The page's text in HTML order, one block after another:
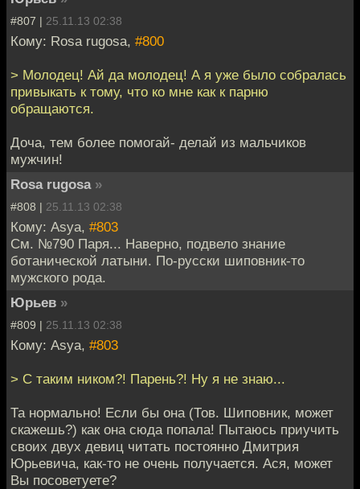
#807 | 25.11.13 02:38
Кому: Rosa rugosa, #800
> Молодец! Ай да молодец! А я уже было собралась
привыкать к тому, что ко мне как к парню
обращаются.
Доча, тем более помогай- делай из мальчиков
мужчин!
Rosa rugosa »
#808 | 25.11.13 02:38
Кому: Asya, #803
См. №790 Паря... Наверно, подвело знание
ботанической латыни. По-русски шиповник-то
мужского рода.
Юрьев »
#809 | 25.11.13 02:38
Кому: Asya, #803
> С таким ником?! Парень?! Ну я не знаю...
Та нормально! Если бы она (Тов. Шиповник, может
скажешь?) как она сюда попала! Пытаюсь приучить
своих двух девиц читать постоянно Дмитрия
Юрьевича, как-то не очень получается. Ася, может
Вы посоветуете?